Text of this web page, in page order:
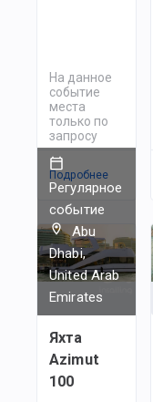
На данное
событие
места
только по
запросу
Подробнее
Регулярное
событие
Abu
Dhabi,
United Arab
Emirates
Яхта
Azimut
100